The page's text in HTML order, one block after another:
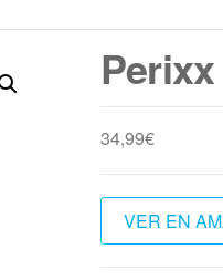
34,99€
VER EN